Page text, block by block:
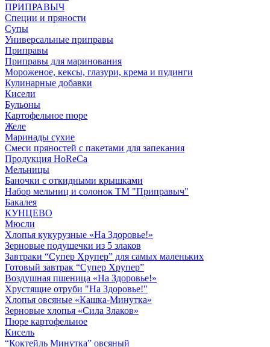
ПРИПРАВЫЧ
Специи и пряности
Супы
Универсальные приправы
Приправы
Приправы для маринования
Мороженое, кексы, глазури, крема и пудинги
Кулинарные добавки
Кисели
Бульоны
Картофельное пюре
Желе
Маринады сухие
Смеси пряностей с пакетами для запекания
Продукция HoReCa
Мельницы
Баночки с откидными крышками
Набор мельниц и солонок ТМ "Приправыч"
Бакалея
КУНЦЕВО
Мюсли
Хлопья кукурузные «На Здоровье!»
Зерновые подушечки из 5 злаков
Завтраки “Супер Хрупер” для самых маленьких
Готовый завтрак “Супер Хрупер”
Воздушная пшеница «На Здоровье!»
Хрустящие отруби "На Здоровье!"
Хлопья овсяные «Кашка-Минутка»
Зерновые хлопья «Сила Злаков»
Пюре картофельное
Кисель
“Коктейль Минутка” овсяный